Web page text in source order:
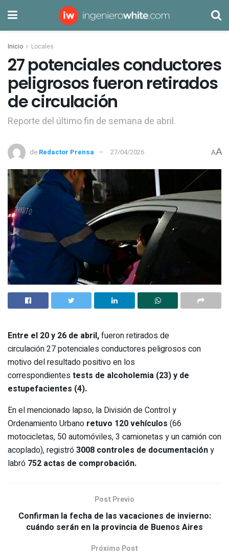
Inicio Locales
27 potenciales conductores
peligrosos fueron retirados
de circulación
Reporte del último fin de semana de abril.
de Redactor Prensa 27/04/2026 AA
Entre el 20 y 26 de abril,fueron retirados de
circulación 27 potenciales conductores peligrosos con
motivo del resultado positivo en los
correspondientestests de alcoholemia (23) y de
estupefacientes (4).
En el mencionado lapso, la División de Control y
Ordenamiento Urbano retuvo 120 vehículos (66
motocicletas, 50 automóviles, 3 camionetas y un camión con
acoplado), registró3008 controles de documentacióny
labró 752 actas de comprobación.
Post Previo
Confirman la fecha de las vacaciones de invierno:
cuándo serán en la provincia de Buenos Aires
Próximo Post